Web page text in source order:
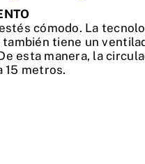
cómodo. La
tiene un
esta manera, la
15 metros.